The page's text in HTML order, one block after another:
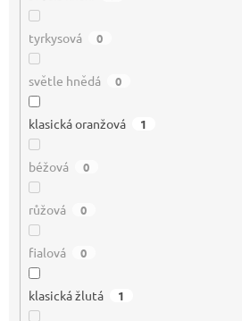
tyrkysová 0
světle hnědá 0
klasická oranžová 1
béžová 0
růžová 0
fialová 0
klasická žlutá 1